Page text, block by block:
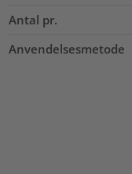
Antal pr.
Anvendelsesmetode